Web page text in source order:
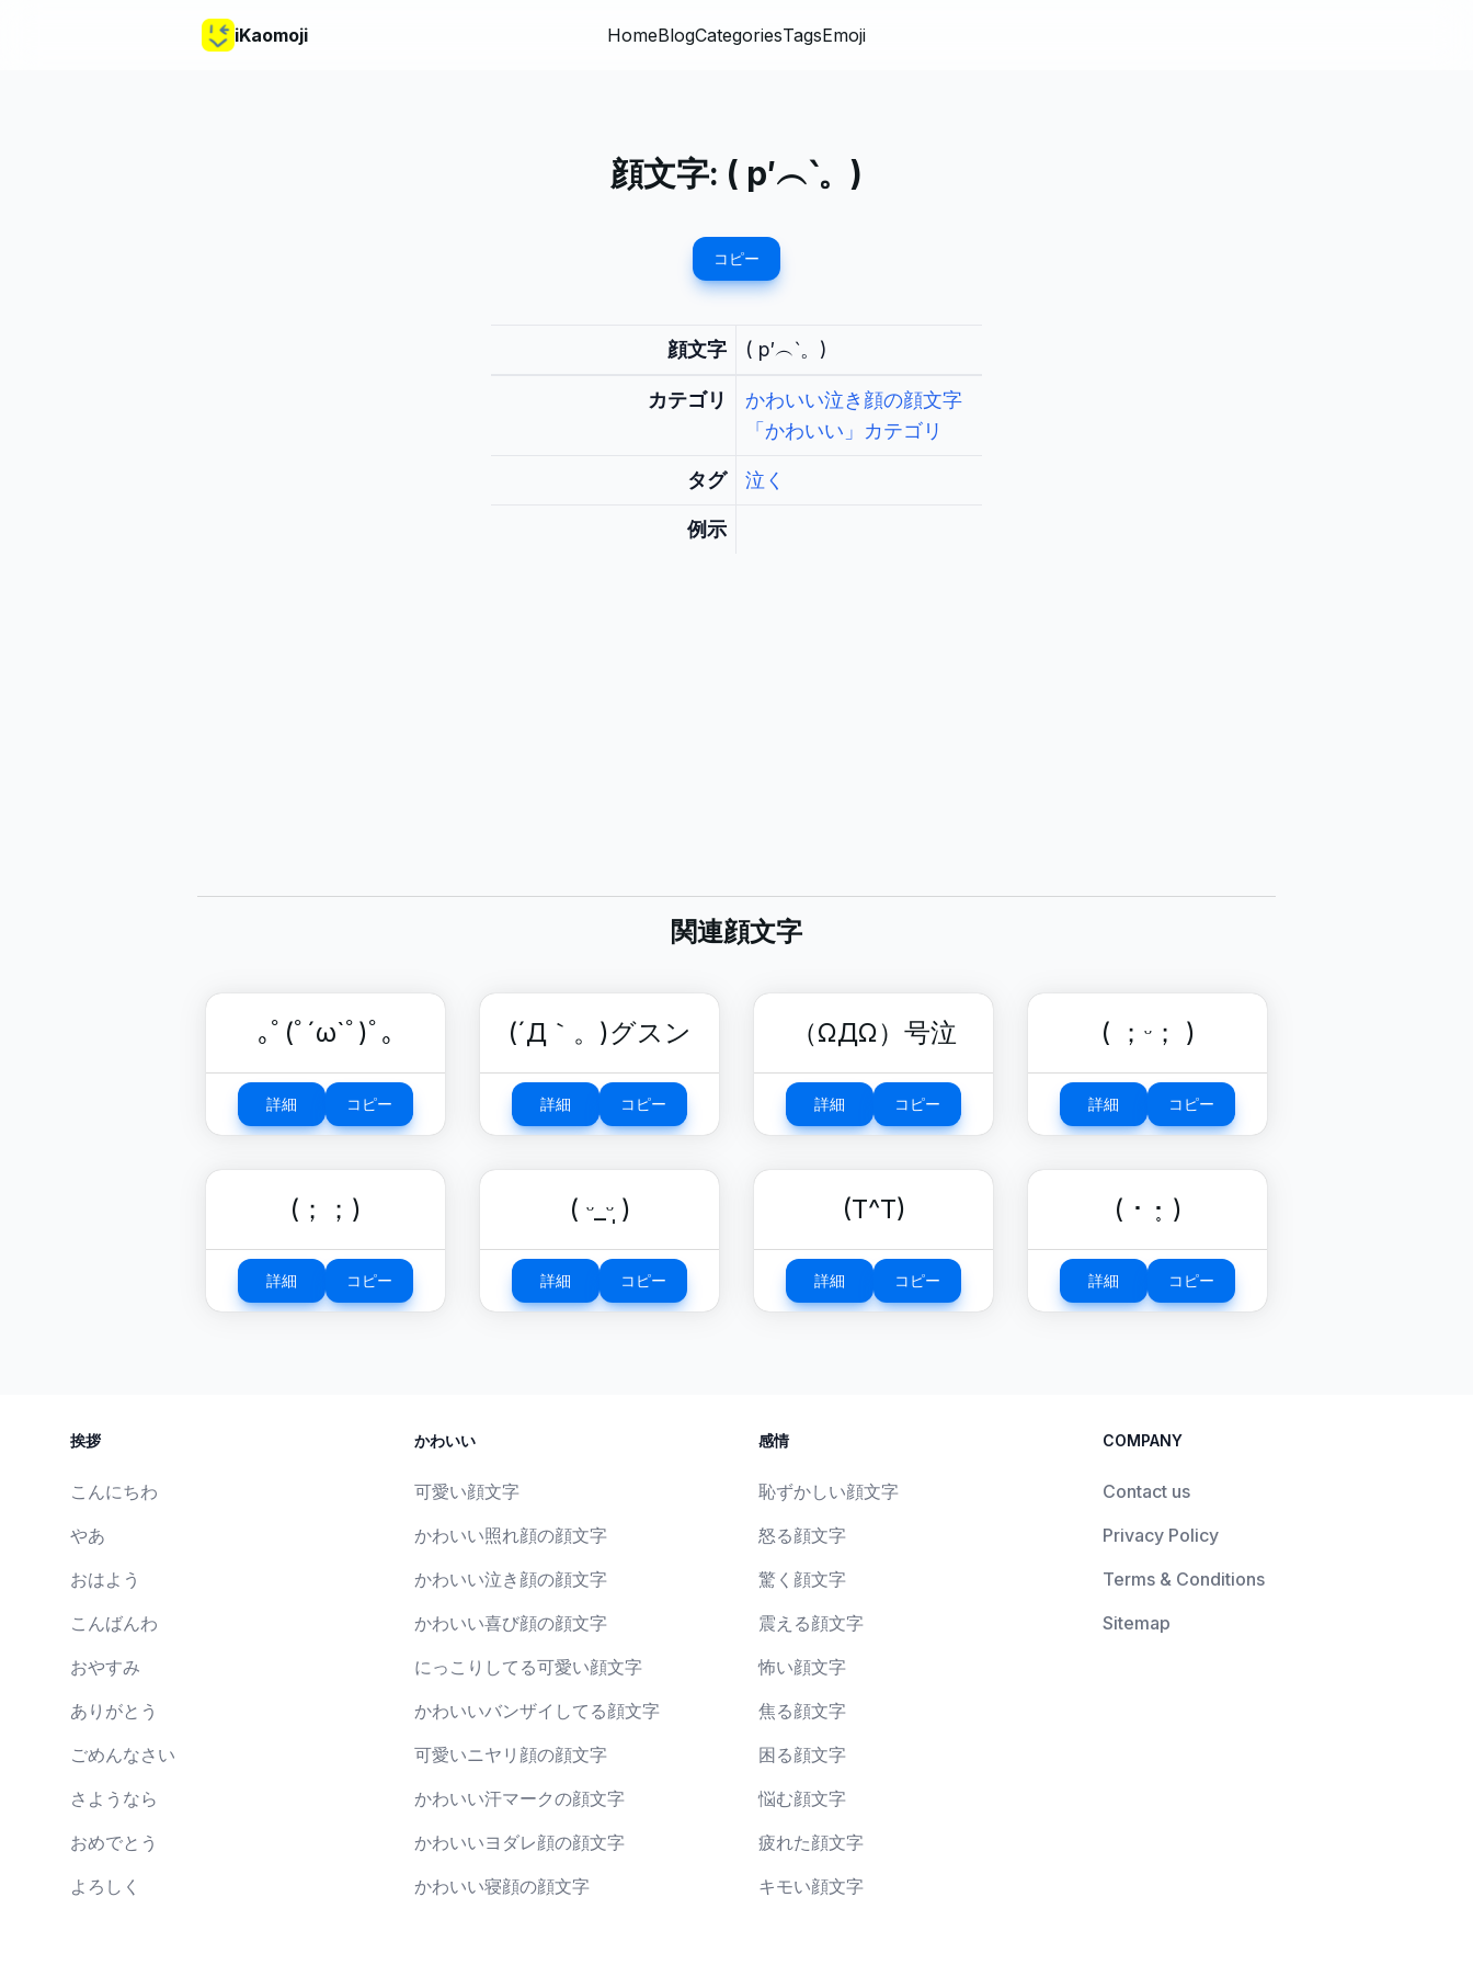
iKaomoji HomeBlogCategoriesTagsEmoji
顔文字: ( p′︵‵。)
コピー
顔文字 ( p′︵‵。)
カテゴリ
かわいい泣き顔の顔文字
「かわいい」カテゴリ
タグ 泣く
例示
関連顔文字
｡ﾟ(ﾟ´ω`ﾟ)ﾟ｡
詳細 コピー
(´Д｀。)グスン
詳細 コピー
（ΩДΩ）号泣
詳細 コピー
( ；ᵕ； )
詳細 コピー
(；；)
詳細 コピー
( ᵕ_ᵕ̩̩ )
詳細 コピー
(T^T)
詳細 コピー
( ･ ･̥ )
詳細 コピー
挨拶
こんにちわ
やあ
おはよう
こんばんわ
おやすみ
ありがとう
ごめんなさい
さようなら
おめでとう
よろしく
かわいい
可愛い顔文字
かわいい照れ顔の顔文字
かわいい泣き顔の顔文字
かわいい喜び顔の顔文字
にっこりしてる可愛い顔文字
かわいいバンザイしてる顔文字
可愛いニヤリ顔の顔文字
かわいい汗マークの顔文字
かわいいヨダレ顔の顔文字
かわいい寝顔の顔文字
感情
恥ずかしい顔文字
怒る顔文字
驚く顔文字
震える顔文字
怖い顔文字
焦る顔文字
困る顔文字
悩む顔文字
疲れた顔文字
キモい顔文字
COMPANY
Contact us
Privacy Policy
Terms & Conditions
Sitemap